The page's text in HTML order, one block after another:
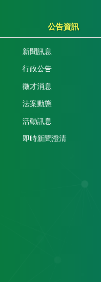
公告資訊
新聞訊息
行政公告
徵才消息
法案動態
活動訊息
即時新聞澄清